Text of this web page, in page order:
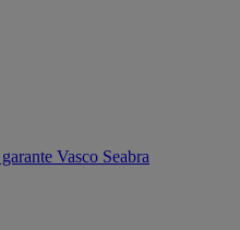
Vasco Seabra